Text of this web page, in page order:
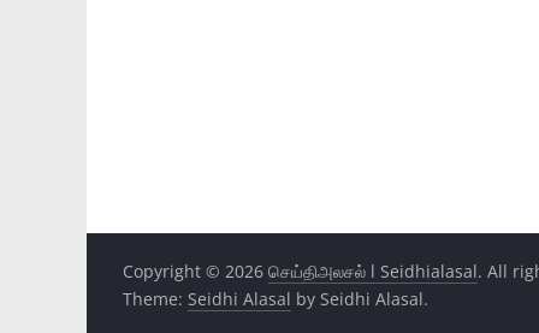
Copyright © 2026 செய்திஅலசல் l Seidhialasal. All
Theme: Seidhi Alasal by Seidhi Alasal.